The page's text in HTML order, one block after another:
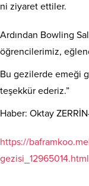
ni ziyaret ettiler.
Ardından Bowling
öğrencilerimiz,
Bu gezilerde emeği
teşekkür ederiz.”
Haber: Oktay
https://
gezisi_12965014.html